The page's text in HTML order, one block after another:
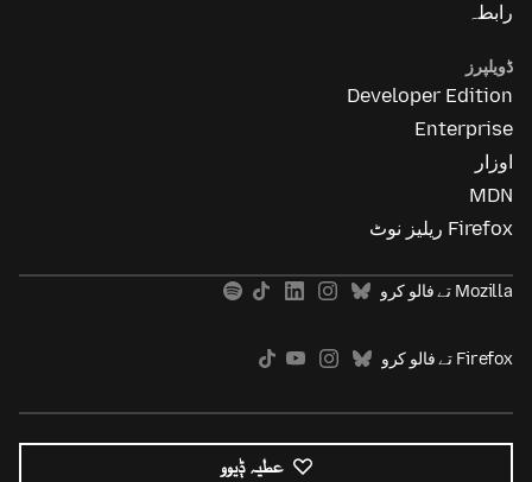
رابطہ
ڈویلپرز
Developer Edition
Enterprise
اوزار
MDN
Firefox ریلیز نوٹ
Mozilla تے فالو کرو
Firefox تے فالو کرو
عطیہ ݙیوو